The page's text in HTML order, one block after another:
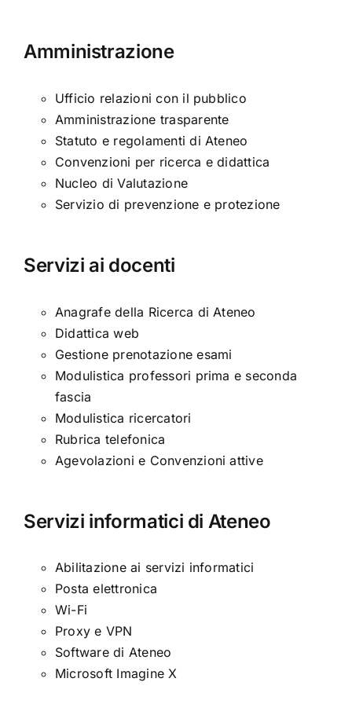
Amministrazione
Ufficio relazioni con il pubblico
Amministrazione trasparente
Statuto e regolamenti di Ateneo
Convenzioni per ricerca e didattica
Nucleo di Valutazione
Servizio di prevenzione e protezione
Servizi ai docenti
Anagrafe della Ricerca di Ateneo
Didattica web
Gestione prenotazione esami
Modulistica professori prima e seconda
fascia
Modulistica ricercatori
Rubrica telefonica
Agevolazioni e Convenzioni attive
Servizi informatici di Ateneo
Abilitazione ai servizi informatici
Posta elettronica
Wi-Fi
Proxy e VPN
Software di Ateneo
Microsoft Imagine X